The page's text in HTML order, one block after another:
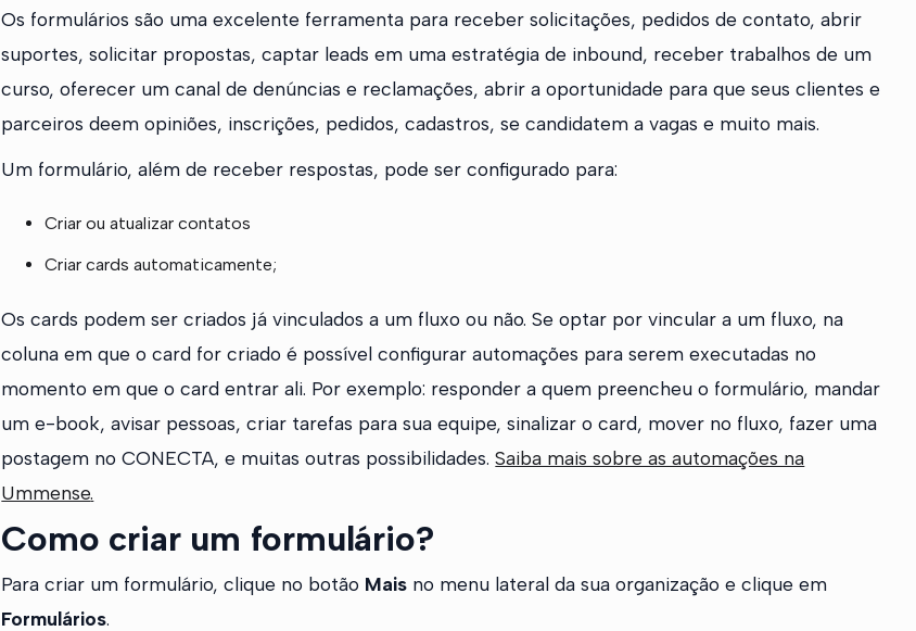
Os formulários são uma excelente ferramenta para receber solicitações, pedidos de contato, abrir
suportes, solicitar propostas, captar leads em uma estratégia de inbound, receber trabalhos de um
curso, oferecer um canal de denúncias e reclamações, abrir a oportunidade para que seus clientes e
parceiros deem opiniões, inscrições, pedidos, cadastros, se candidatem a vagas e muito mais.
Um formulário, além de receber respostas, pode ser configurado para:
Criar ou atualizar contatos
Criar cards automaticamente;
Os cards podem ser criados já vinculados a um fluxo ou não. Se optar por vincular a um fluxo, na
coluna em que o card for criado é possível configurar automações para serem executadas no
momento em que o card entrar ali. Por exemplo: responder a quem preencheu o formulário, mandar
um e-book, avisar pessoas, criar tarefas para sua equipe, sinalizar o card, mover no fluxo, fazer uma
postagem no CONECTA, e muitas outras possibilidades.Saiba mais sobre as automações na
Ummense.
Como criar um formulário?
Para criar um formulário, clique no botão Mais no menu lateral da sua organização e clique em
Formulários.